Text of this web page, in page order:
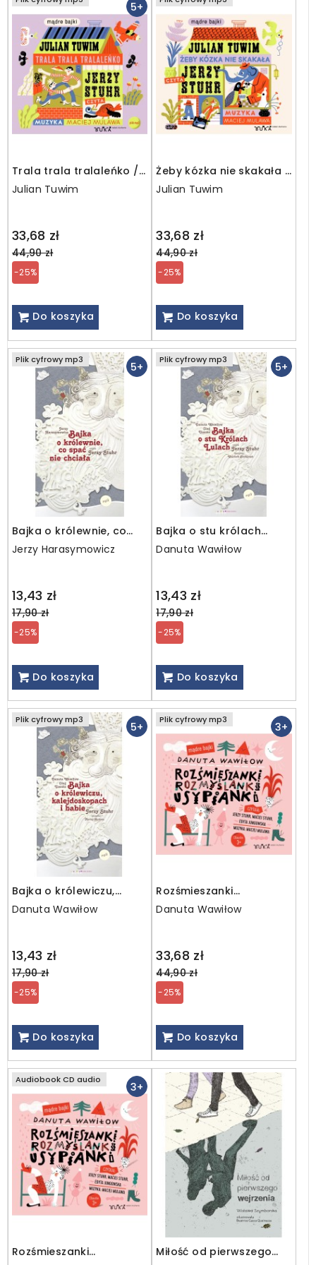
5+
Trala trala tralaleńko /
MP3
Julian Tuwim
33,68 zł
Regular
price
44,90 zł
-25%
Do koszyka
Żeby kózka nie skakała /
MP3
Julian Tuwim
33,68 zł
Regular
price
44,90 zł
-25%
Do koszyka
5+
Plik cyfrowy mp3
Bajka o królewnie, co
spać nie chciała / MP3
Jerzy Harasymowicz
13,43 zł
Regular
price
17,90 zł
-25%
Do koszyka
5+
Plik cyfrowy mp3
Bajka o stu królach
Lulach / MP3
Danuta Wawiłow
13,43 zł
Regular
price
17,90 zł
-25%
Do koszyka
5+
Plik cyfrowy mp3
Bajka o królewiczu,
kalejdoskopach i babie /
MP3
Danuta Wawiłow
13,43 zł
Regular
price
17,90 zł
-25%
Do koszyka
3+
Plik cyfrowy mp3
Rozśmieszanki
Rozmyślanki Usypianki /
mp3
Danuta Wawiłow
33,68 zł
Regular
price
44,90 zł
-25%
Do koszyka
3+
Audiobook CD audio
Rozśmieszanki
Miłość od pierwszego